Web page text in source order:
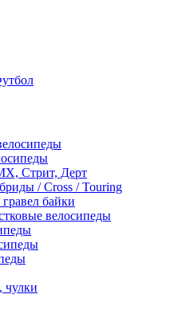
Стрит, Дерт
/ Cross / Touring
байки
велосипеды
чулки